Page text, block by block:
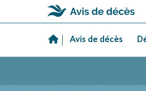
Avis de décès